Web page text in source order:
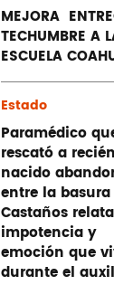
MEJORA
TECHUMBRE A
ESCUELA
Estado
Paramédico
rescató a recién
nacido
entre la basura
Castaños
impotencia y
emoción que
durante el